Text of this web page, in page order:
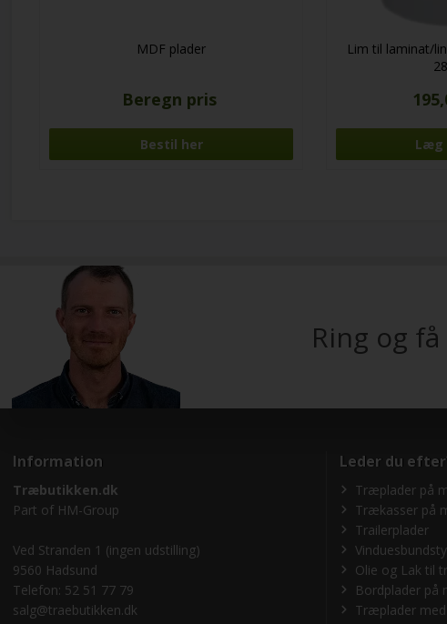
MDF plader
Beregn pris
Bestil her
Lim til laminat/
Ring og
Information
Træbutikken.dk
Part of HM-Group
Ved Stranden 1 (ingen udstilling)
9560 Hadsund
Telefon: 52 51 77 79
salg@traebutikken.dk
Leder du
Træplader på
Trækasser på
Trailerplader
Olie og Lak til
Bordplader på
Træplader